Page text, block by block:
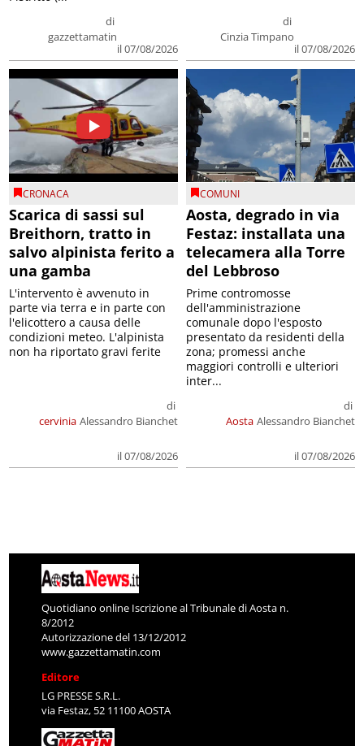
di
gazzettamatin
il 07/08/2026
di
Cinzia Timpano
il 07/08/2026
CRONACA
Scarica di sassi sul
Breithorn, tratto in
salvo alpinista ferito a
una gamba
cervinia
di
Alessandro Bianchet
il 07/08/2026
L'intervento è avvenuto in
parte via terra e in parte con
l'elicottero a causa delle
condizioni meteo. L'alpinista
non ha riportato gravi ferite
COMUNI
Aosta, degrado in via
Festaz: installata una
telecamera alla Torre
del Lebbroso
Aosta
di
Alessandro Bianchet
il 07/08/2026
Prime contromosse
dell'amministrazione
comunale dopo l'esposto
presentato da residenti della
zona; promessi anche
maggiori controlli e ulteriori
inter...
Quotidiano online Iscrizione al Tribunale di Aosta n.
8/2012
Autorizzazione del 13/12/2012
www.gazzettamatin.com
Editore
LG PRESSE S.R.L.
via Festaz, 52 11100 AOSTA